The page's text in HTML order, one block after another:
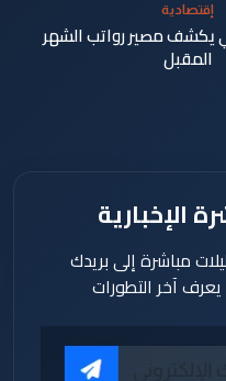
إقتصادية
مصير رواتب الشهر
المقبل
الإخبارية
مباشرة إلى بريدك
آخر التطورات